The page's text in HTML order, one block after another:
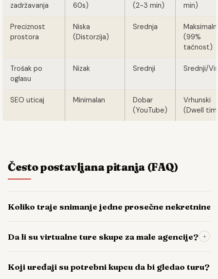
zadržavanja
60s)
(2-3 min)
min)
Preciznost
prostora
Niska
(Distorzija)
Srednja
(99%
tačnost)
Trošak po
oglasu
Nizak Srednji Srednji/
SEO uticaj Minimalan
Dobar
(YouTube)
Vrhunski
(Dwell
Često postavljana pitanja (FAQ)
Koliko traje snimanje jedne prosečne nekretnine?
Da li su virtualne ture skupe za male agencije? +
Koji uređaji su potrebni kupcu da bi gledao turu?